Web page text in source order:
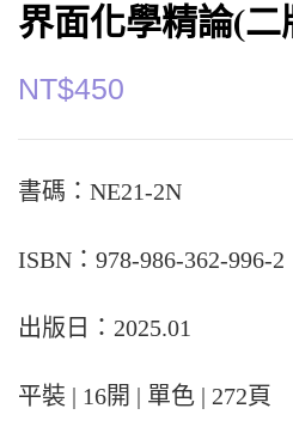
界面化學精論(二
NT$450
書碼：NE21-2N
ISBN：978-986-362-996-2
出版日：2025.01
平裝 | 16開 | 單色 | 272頁